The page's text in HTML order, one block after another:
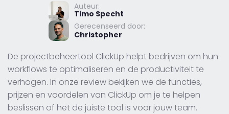
Auteur:
Timo Specht
Gerecenseerd door:
Christopher
De projectbeheertool ClickUp helpt bedrijven om hun
workflows te optimaliseren en de productiviteit te
verhogen. In onze review bekijken we de functies,
prijzen en voordelen van ClickUp om je te helpen
beslissen of het de juiste tool is voor jouw team.